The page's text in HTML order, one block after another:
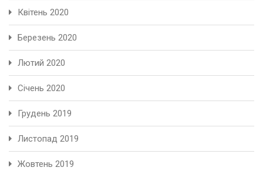
Квітень 2020
Березень 2020
Лютий 2020
Січень 2020
Грудень 2019
Листопад 2019
Жовтень 2019